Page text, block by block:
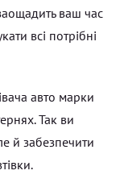
ваш час
всі потрібні
авто марки
Так ви
й забезпечити